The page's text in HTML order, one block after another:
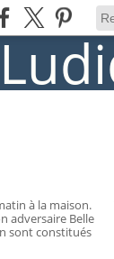
à la maison.
adversaire Belle
sont constitués